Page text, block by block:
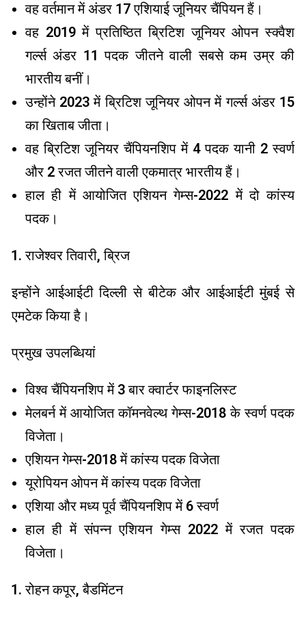
वह वर्तमान में अंडर 17 एशियाई जूनियर चैंपियन हैं।
वह 2019 में प्रतिष्ठित ब्रिटिश जूनियर ओपन स्क्वैश
गर्ल्स अंडर 11 पदक जीतने वाली सबसे कम उम्र की
भारतीय बनीं।
उन्होंने 2023 में ब्रिटिश जूनियर ओपन में गर्ल्स अंडर 15
का खिताब जीता।
वह ब्रिटिश जूनियर चैंपियनशिप में 4 पदक यानी 2 स्वर्ण
और 2 रजत जीतने वाली एकमात्र भारतीय हैं।
हाल ही में आयोजित एशियन गेम्स-2022 में दो कांस्य
पदक।
राजेश्वर तिवारी, ब्रिज
इन्होंने आईआईटी दिल्ली से बीटेक और आईआईटी मुंबई से
एमटेक किया है।
प्रमुख उपलब्धियां
विश्व चैंपियनशिप में 3 बार क्वार्टर फाइनलिस्ट
मेलबर्न में आयोजित कॉमनवेल्थ गेम्स-2018 के स्वर्ण पदक
विजेता।
एशियन गेम्स-2018 में कांस्य पदक विजेता
यूरोपियन ओपन में कांस्य पदक विजेता
एशिया और मध्य पूर्व चैंपियनशिप में 6 स्वर्ण
हाल ही में संपन्न एशियन गेम्स 2022 में रजत पदक
विजेता।
रोहन कपूर, बैडमिंटन